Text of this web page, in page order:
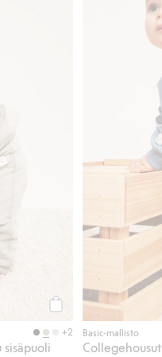
Osta
+2
sisäpuoli
Basic-mallisto
Collegehousut